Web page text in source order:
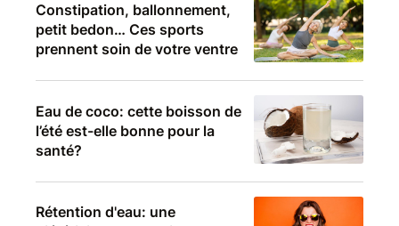
Constipation, ballonnement,
petit bedon… Ces sports
prennent soin de votre ventre
Eau de coco: cette boisson de
l’été est-elle bonne pour la
santé?
Rétention d'eau: une